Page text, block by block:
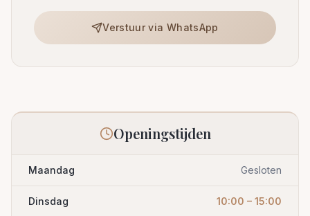
Verstuur via WhatsApp
Openingstijden
Maandag Gesloten
Dinsdag 10:00 – 15:00